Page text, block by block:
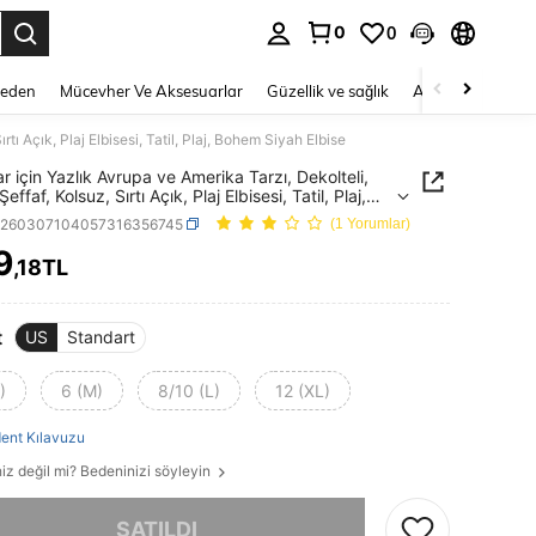
0 0
Mücevher Ve Aksesuarlar Güzellik ve sağlık Ayakkabı
Açık, Plaj Elbisesi, Tatil, Plaj, Bohem Siyah Elbise
için Yazlık Avrupa ve Amerika Tarzı, Dekolteli,
Kolsuz, Sırtı Açık, Plaj Elbisesi, Tatil, Plaj,
Siyah Elbise
(1 Yorumlar)
AND AVAILABILITY
,18TL
US Standart
6 (M) 8/10 (L) 12 (XL)
Kılavuzu
değil mi? Bedeninizi söyleyin
SATILDI
ürün tükendi.